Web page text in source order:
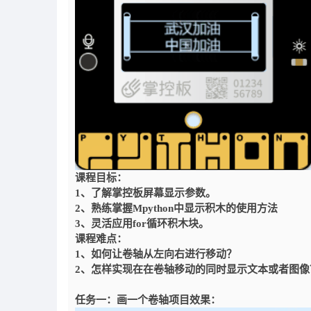
课程目标：
1、了解掌控板屏幕显示参数。
2、熟练掌握Mpython中显示积木的使用方法
3、灵活应用for循环积木块。
课程难点：
1、如何让卷轴从左向右进行移动？
2、怎样实现在在卷轴移动的同时显示文本或者图
任务一：画一个卷轴项目效果：